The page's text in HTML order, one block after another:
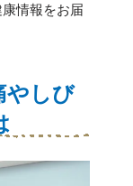
情報をお届
やしび